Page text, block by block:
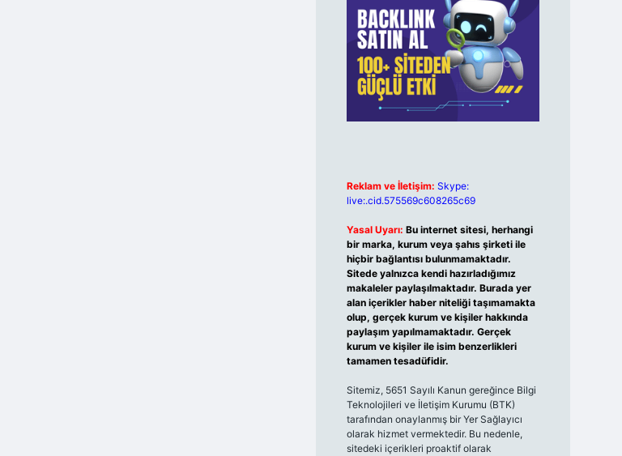
Reklam ve İletişim: Skype:
live:.cid.575569c608265c69
Yasal Uyarı: Bu internet sitesi, herhangi
bir marka, kurum veya şahıs şirketi ile
hiçbir bağlantısı bulunmamaktadır.
Sitede yalnızca kendi hazırladığımız
makaleler paylaşılmaktadır. Burada yer
alan içerikler haber niteliği taşımamakta
olup, gerçek kurum ve kişiler hakkında
paylaşım yapılmamaktadır. Gerçek
kurum ve kişiler ile isim benzerlikleri
tamamen tesadüfidir.
Sitemiz, 5651 Sayılı Kanun gereğince Bilgi
Teknolojileri ve İletişim Kurumu (BTK)
tarafından onaylanmış bir Yer Sağlayıcı
olarak hizmet vermektedir. Bu nedenle,
sitedeki içerikleri proaktif olarak